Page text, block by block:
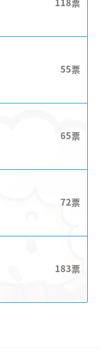
118
55
65
72
183